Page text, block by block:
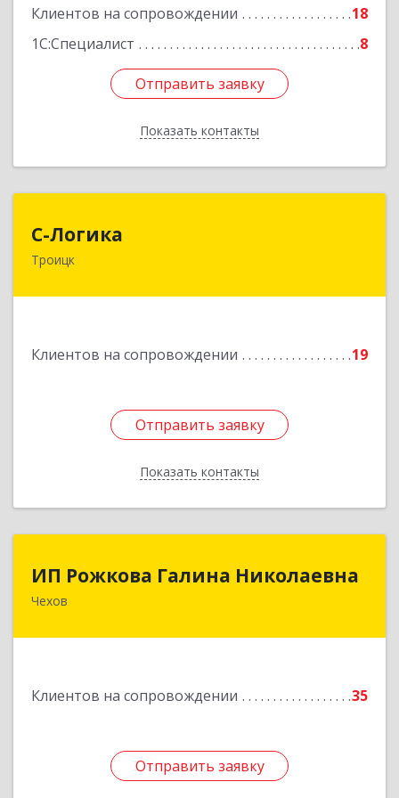
Клиентов на сопровождении
18
1С:Специалист
8
Отправить заявку
Показать контакты
Подробнее
Отправить заявку
Назад
С-Логика
Троицк
Клиентов на сопровождении 19
Отправить заявку
Показать контакты
108840, Москва г, Троицк г, Центральная ул,
Отправить заявку
Назад
ИП Рожкова Галина Николаевна
Чехов
Клиентов на сопровождении 35
Отправить заявку
142306, Московская обл, Чеховский р-н, Чехов
Отправить заявку